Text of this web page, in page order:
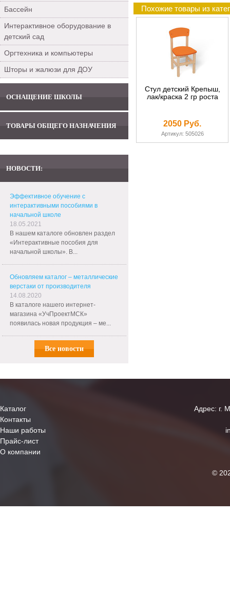
Бассейн
Интерактивное оборудование в
детский сад
Оргтехника и компьютеры
Шторы и жалюзи для ДОУ
ОСНАЩЕНИЕ ШКОЛЫ
ТОВАРЫ ОБЩЕГО НАЗНАЧЕНИЯ
НОВОСТИ:
Эффективное обучение с
интерактивными пособиями в
начальной школе
18.05.2021
В нашем каталоге обновлен раздел
«Интерактивные пособия для
начальной школы». В...
Обновляем каталог – металлические
верстаки от производителя
14.08.2020
В каталоге нашего интернет-
магазина «УчПроектМСК»
появилась новая продукция – ме...
Все новости
Похожие товары из
Стул детский Крепыш,
лак/краска 2 гр роста
2050 Руб.
Артикул: 505026
Каталог
Контакты
Наши работы
Прайс-лист
О компании
Адрес: г.
©